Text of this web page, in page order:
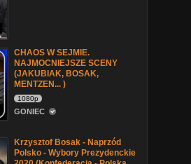
CHAOS W SEJMIE.
NAJMOCNIEJSZE SCENY
(JAKUBIAK, BOSAK,
MENTZEN... )
1080p
GONIEC
Krzysztof Bosak - Naprzód
Polsko - Wybory Prezydenckie